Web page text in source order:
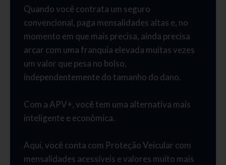
Quando você contrata um seguro
convencional, paga mensalidades altas e, no
momento em que mais precisa, ainda precisa
arcar com uma franquia elevada muitas vezes
um valor que pesa no bolso,
independentemente do tamanho do dano.
Com a APV+, você tem uma alternativa mais
inteligente e econômica.
Aqui, você conta com Proteção Veicular com
mensalidades acessíveis e valores muito mais